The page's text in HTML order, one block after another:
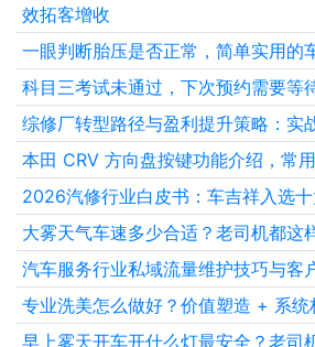
效拓客增收
一眼判断胎压是否正常，简单实用的
科目三考试未通过，下次预约需要等
综修厂转型路径与盈利提升策略：实
本田 CRV 方向盘按键功能介绍，常
2026汽修行业白皮书：车吉祥入选
大雾天气车速多少合适？老司机都这
汽车服务行业私域流量维护技巧与客
专业洗美怎么做好？价值塑造 + 系
早上雾天开车开什么灯最安全？老司